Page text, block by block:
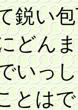
鋭い
どん
いっ
とは